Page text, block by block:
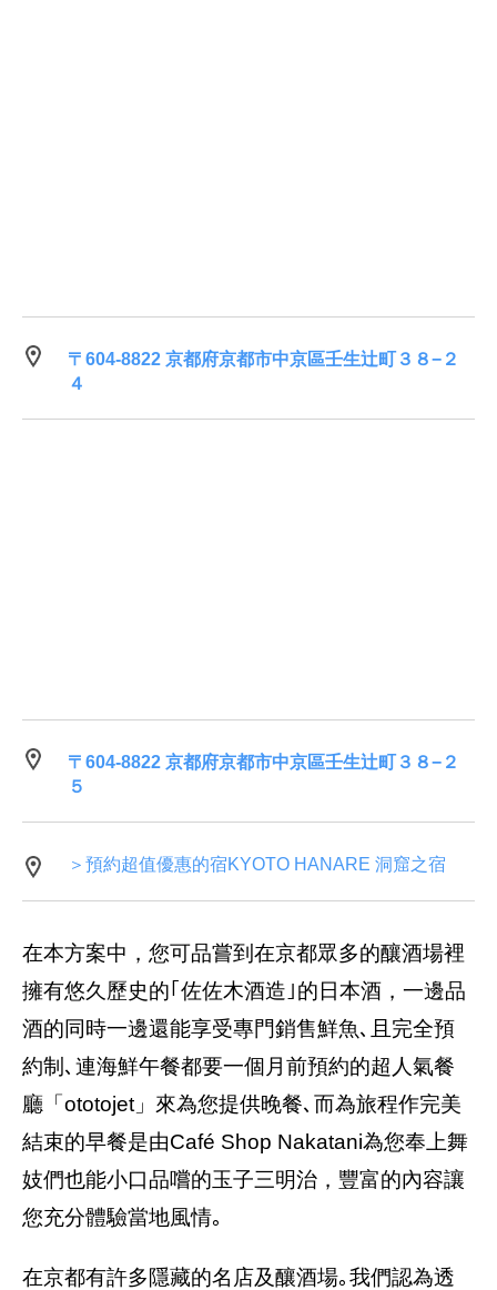
〒604-8822 京都府京都市中京區壬生辻町３８−２
４
〒604-8822 京都府京都市中京區壬生辻町３８−２
５
＞預約超值優惠的宿KYOTO HANARE 洞窟之宿
在本方案中，您可品嘗到在京都眾多的釀酒場裡
擁有悠久歷史的｢佐佐木酒造｣的日本酒，一邊品
酒的同時一邊還能享受專門銷售鮮魚､且完全預
約制､連海鮮午餐都要一個月前預約的超人氣餐
廳「ototojet」來為您提供晚餐､而為旅程作完美
結束的早餐是由Café Shop Nakatani為您奉上舞
妓們也能小口品嚐的玉子三明治，豐富的內容讓
您充分體驗當地風情｡
在京都有許多隱藏的名店及釀酒場｡我們認為透